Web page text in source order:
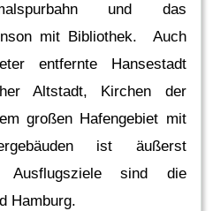
und das
mit Bibliothek. Auch
entfernte Hansestadt
Altstadt, Kirchen der
großen Hafengebiet mit
ist äußerst
Ausflugsziele sind die
Hamburg.